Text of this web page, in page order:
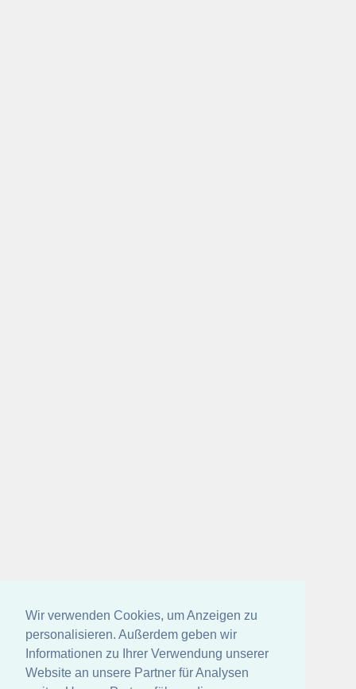
Wir verwenden Cookies, um Anzeigen zu
personalisieren. Außerdem geben wir
Informationen zu Ihrer Verwendung unserer
Website an unsere Partner für Analysen